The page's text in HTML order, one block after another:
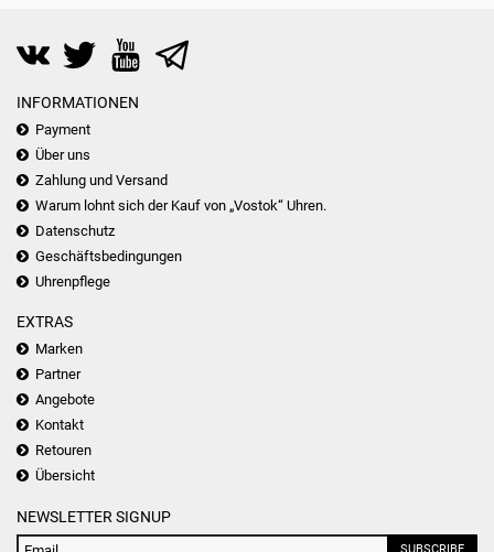
INFORMATIONEN
Payment
Über uns
Zahlung und Versand
Warum lohnt sich der Kauf von „Vostok“ Uhren.
Datenschutz
Geschäftsbedingungen
Uhrenpflege
EXTRAS
Marken
Partner
Angebote
Kontakt
Retouren
Übersicht
NEWSLETTER SIGNUP